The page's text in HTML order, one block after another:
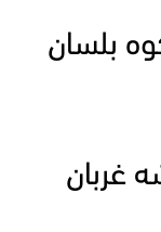
بلسان
غربان